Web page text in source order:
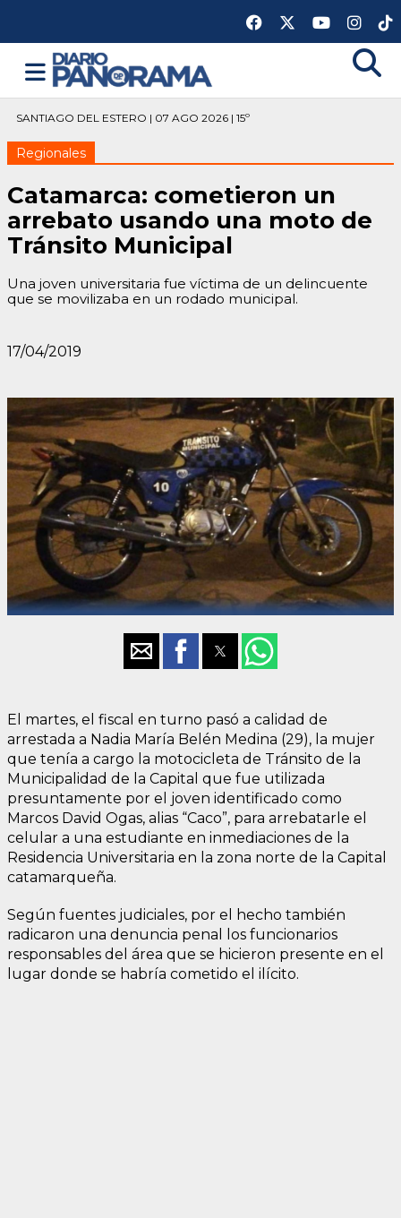
SANTIAGO DEL ESTERO | 07 AGO 2026 | 15º
Regionales
Catamarca: cometieron un
arrebato usando una moto de
Tránsito Municipal
Una joven universitaria fue víctima de un delincuente
que se movilizaba en un rodado municipal.
17/04/2019
El martes, el fiscal en turno pasó a calidad de
arrestada a Nadia María Belén Medina (29), la mujer
que tenía a cargo la motocicleta de Tránsito de la
Municipalidad de la Capital que fue utilizada
presuntamente por el joven identificado como
Marcos David Ogas, alias “Caco”, para arrebatarle el
celular a una estudiante en inmediaciones de la
Residencia Universitaria en la zona norte de la Capital
catamarqueña.
Según fuentes judiciales, por el hecho también
radicaron una denuncia penal los funcionarios
responsables del área que se hicieron presente en el
lugar donde se habría cometido el ilícito.